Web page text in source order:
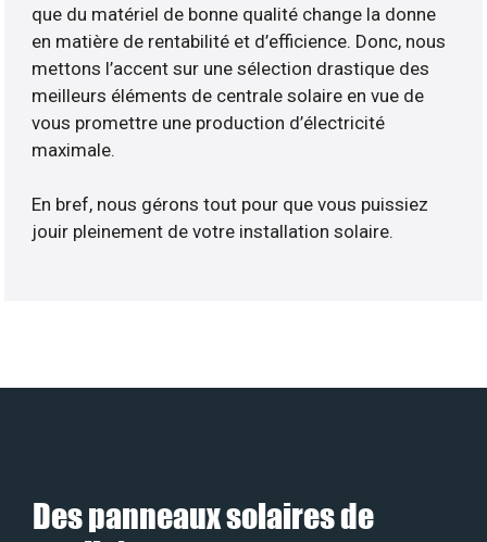
que du matériel de bonne qualité change la donne
en matière de rentabilité et d’efficience. Donc, nous
mettons l’accent sur une sélection drastique des
meilleurs éléments de centrale solaire en vue de
vous promettre une production d’électricité
maximale.
En bref, nous gérons tout pour que vous puissiez
jouir pleinement de votre installation solaire.
Des panneaux solaires de